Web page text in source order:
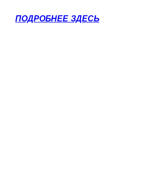
ПОДРОБНЕЕ ЗДЕСЬ